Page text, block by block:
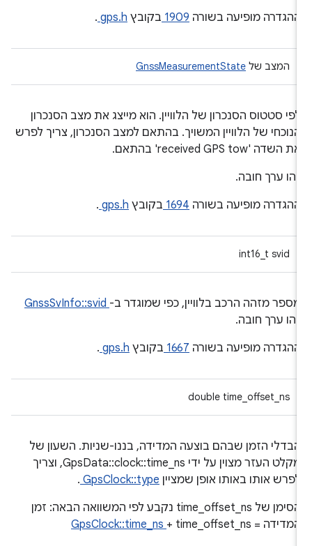
ההגדרה מופיעה בשורה1909 בקובץgps.h
.
המצב שלGnssMeasurementState
לפי סטטוס הסנכרון של הלוויין. הוא מייצג את מצב הסנכרון
הנוכחי של הלוויין המשויך. בהתאם למצב הסנכרון, צריך לפרש
את השדה 'received GPS tow' בהתאם.
זהו ערך חובה.
ההגדרה מופיעה בשורה1694 בקובץgps.h
.
int16_t svid
מספר מזהה הרכב בלוויין, כפי שמוגדר ב- GnssSvInfo::svid
זהו ערך חובה.
ההגדרה מופיעה בשורה1667 בקובץgps.h
.
double time_offset_ns
הבדלי הזמן שבהם בוצעה המדידה, בננו-שניות. השעון של
מקלט העזר מצוין על ידי GpsData::clock::time_ns, וצריך
לפרש אותו באותו אופן שמצייןGpsClock::type
.
הסימן של time_offset_ns נקבע לפי המשוואה הבאה: זמן
המדידה =
GpsClock::time_ns+ time_offset_ns